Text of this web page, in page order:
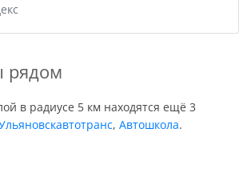
рядом
в радиусе 5 км находятся ещё 3
, Автошкола.